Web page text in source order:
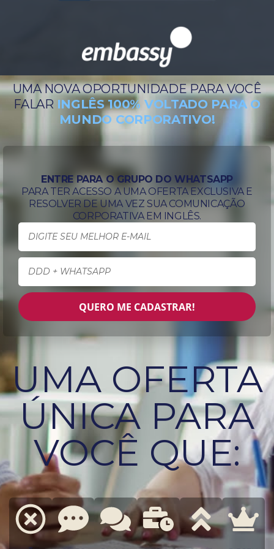
UMA NOVA OPORTUNIDADE PARA VOCÊ
FALAR INGLÊS 100% VOLTADO PARA O
MUNDO CORPORATIVO!
ENTRE PARA O GRUPO DO WHATSAPP
PARA TER ACESSO A UMA OFERTA EXCLUSIVA E
RESOLVER DE UMA VEZ SUA COMUNICAÇÃO
CORPORATIVA EM INGLÊS.
QUERO ME CADASTRAR!
UMA OFERTA
ÚNICA PARA
VOCÊ QUE: